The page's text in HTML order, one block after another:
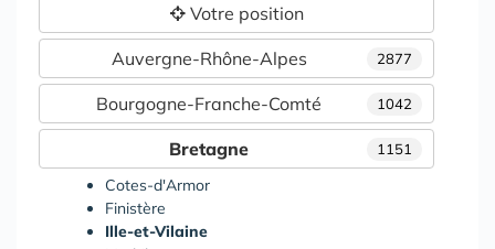
Votre position
2877
Auvergne-Rhône-Alpes
1042
Bourgogne-Franche-Comté
1151
Bretagne
Cotes-d'Armor
Finistère
Ille-et-Vilaine